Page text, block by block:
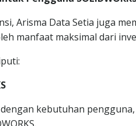
Arisma Data Setia juga
manfaat maksimal dari
kebutuhan